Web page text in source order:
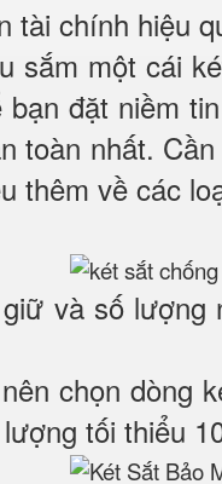
tài chính hiệu
một cái
đặt niềm
toàn nhất.
thêm về các
và số
chọn dòng
tối thiểu